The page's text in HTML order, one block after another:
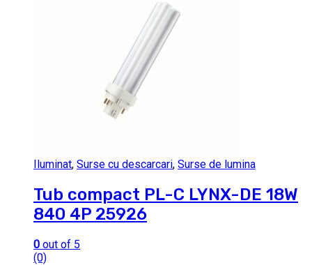
Iluminat, Surse cu descarcari, Surse de lumina
Tub compact PL-C LYNX-DE 18W
840 4P 25926
0 out of 5
(0)